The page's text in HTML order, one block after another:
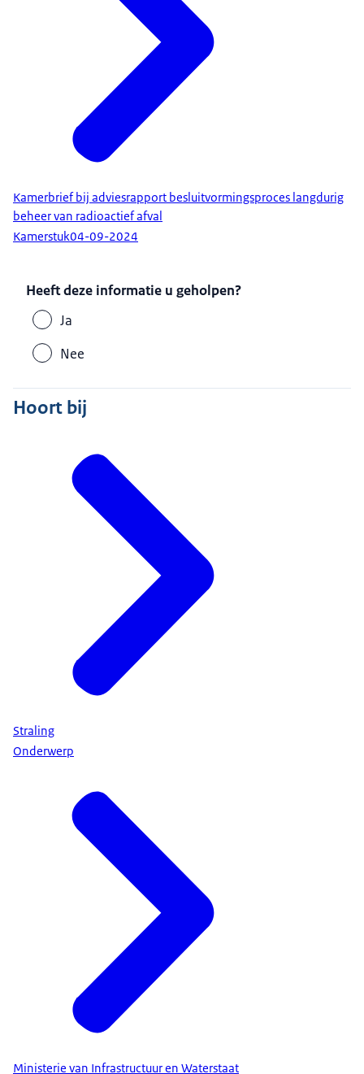
Kamerbrief bij adviesrapport besluitvormingsproces langdurig
beheer van radioactief afval
Kamerstuk04-09-2024
Heeft deze informatie u geholpen?
Ja
Nee
Hoort bij
Straling
Onderwerp
Ministerie van Infrastructuur en Waterstaat